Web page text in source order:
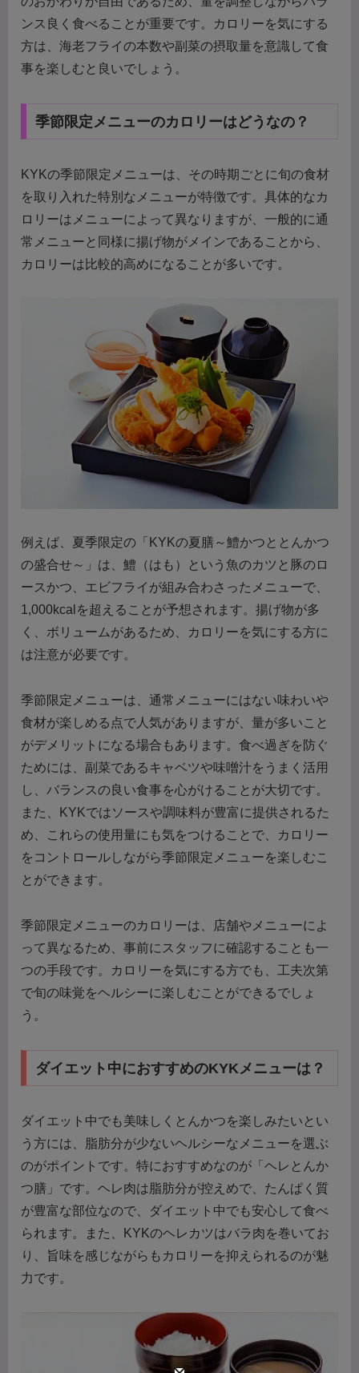
ンス良く食べることが重要です。カロリーを気にする
方は、海老フライの本数や副菜の摂取量を意識して食
事を楽しむと良いでしょう。
季節限定メニューのカロリーはどうなの？
KYKの季節限定メニューは、その時期ごとに旬の食材
を取り入れた特別なメニューが特徴です。具体的なカ
ロリーはメニューによって異なりますが、一般的に通
常メニューと同様に揚げ物がメインであることから、
カロリーは比較的高めになることが多いです。
例えば、夏季限定の「KYKの夏膳～鱧かつととんかつ
の盛合せ～」は、鱧（はも）という魚のカツと豚のロ
ースかつ、エビフライが組み合わさったメニューで、
1,000kcalを超えることが予想されます。揚げ物が多
く、ボリュームがあるため、カロリーを気にする方に
は注意が必要です。
季節限定メニューは、通常メニューにはない味わいや
食材が楽しめる点で人気がありますが、量が多いこと
がデメリットになる場合もあります。食べ過ぎを防ぐ
ためには、副菜であるキャベツや味噌汁をうまく活用
し、バランスの良い食事を心がけることが大切です。
また、KYKではソースや調味料が豊富に提供されるた
め、これらの使用量にも気をつけることで、カロリー
をコントロールしながら季節限定メニューを楽しむこ
とができます。
季節限定メニューのカロリーは、店舗やメニューによ
って異なるため、事前にスタッフに確認することも一
つの手段です。カロリーを気にする方でも、工夫次第
で旬の味覚をヘルシーに楽しむことができるでしょ
う。
ダイエット中におすすめのKYKメニューは？
ダイエット中でも美味しくとんかつを楽しみたいとい
う方には、脂肪分が少ないヘルシーなメニューを選ぶ
のがポイントです。特におすすめなのが「ヘレとんか
つ膳」です。ヘレ肉は脂肪分が控えめで、たんぱく質
が豊富な部位なので、ダイエット中でも安心して食べ
られます。また、KYKのヘレカツはバラ肉を巻いてお
り、旨味を感じながらもカロリーを抑えられるのが魅
力です。